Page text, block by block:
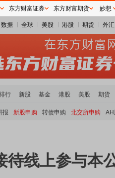
数据 全球 美股 港股 期货 外汇
行 新股 基金 港股 美股 期货
报 新股申购 转债申购 北交所申购 AH
待线上参与
东方财富证券 东方财富期货 妙想